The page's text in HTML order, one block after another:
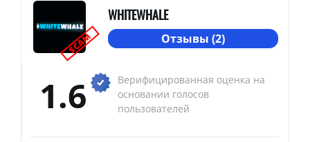
SCAM
WHITEWHALE
Отзывы (2)
1.6
Верифицированная оценка на
основании голосов
пользователей